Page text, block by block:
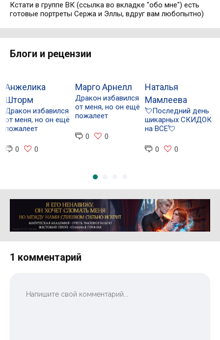
Кстати в группе ВК (ссылка во вкладке "обо мне") есть
готовые портреты Сержа и Эллы, вдруг вам любопытно)
Блоги и рецензии
Анжелика
Шторм
Дракон избавился
от меня, но он ещё
пожалеет
0 0
Марго Арнелл
Дракон избавился
от меня, но он ещё
пожалеет
0 0
Наталья
Мамлеева
💘Последний день
шикарных СКИДОК
на ВСЕ💘
0 0
Реклама 16+ АО «ЛитГород»
1 комментарий